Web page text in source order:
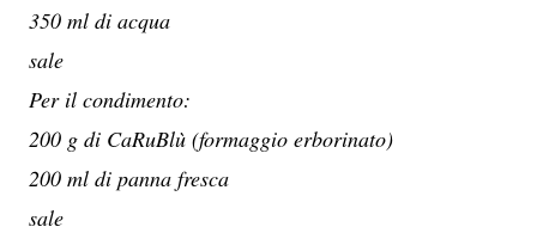
350 ml di acqua
sale
Per il condimento:
200 g di CaRuBlù (formaggio erborinato)
200 ml di panna fresca
sale